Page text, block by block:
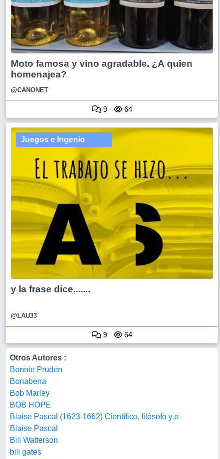
Moto famosa y vino agradable. ¿A quien
homenajea?
@CANONET
9 64
Juegos e Ingenio
y la frase dice.......
@LAU33
9 64
Otros Autores :
Bonnie Pruden
Bonabena
Bob Marley
BOB HOPE
Blaise Pascal (1623-1662) Científico, filósofo y e
Blaise Pascal
Bill Watterson
bill gates